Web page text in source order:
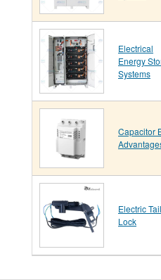
Electrical
Energy
Systems
Capacitor
Electric
Lock